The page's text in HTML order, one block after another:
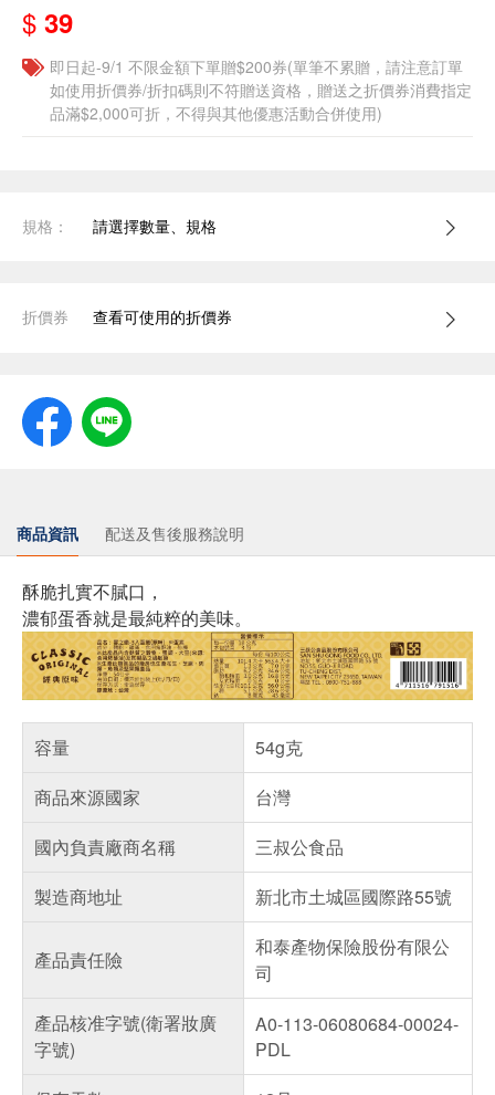
$ 39
即日起-9/1 不限金額下單贈$200券(單筆不累贈，請注意訂單
如使用折價券/折扣碼則不符贈送資格，贈送之折價券消費指定
品滿$2,000可折，不得與其他優惠活動合併使用)
規格： 請選擇數量、規格
折價券 查看可使用的折價券
商品資訊 配送及售後服務說明
酥脆扎實不膩口，
濃郁蛋香就是最純粹的美味。
容量
54g克
商品來源國家
台灣
國內負責廠商名稱
三叔公食品
製造商地址
新北市土城區國際路55號
產品責任險
和泰產物保險股份有限公
司
產品核准字號(衛署妝廣
字號)
A0-113-06080684-00024-
PDL